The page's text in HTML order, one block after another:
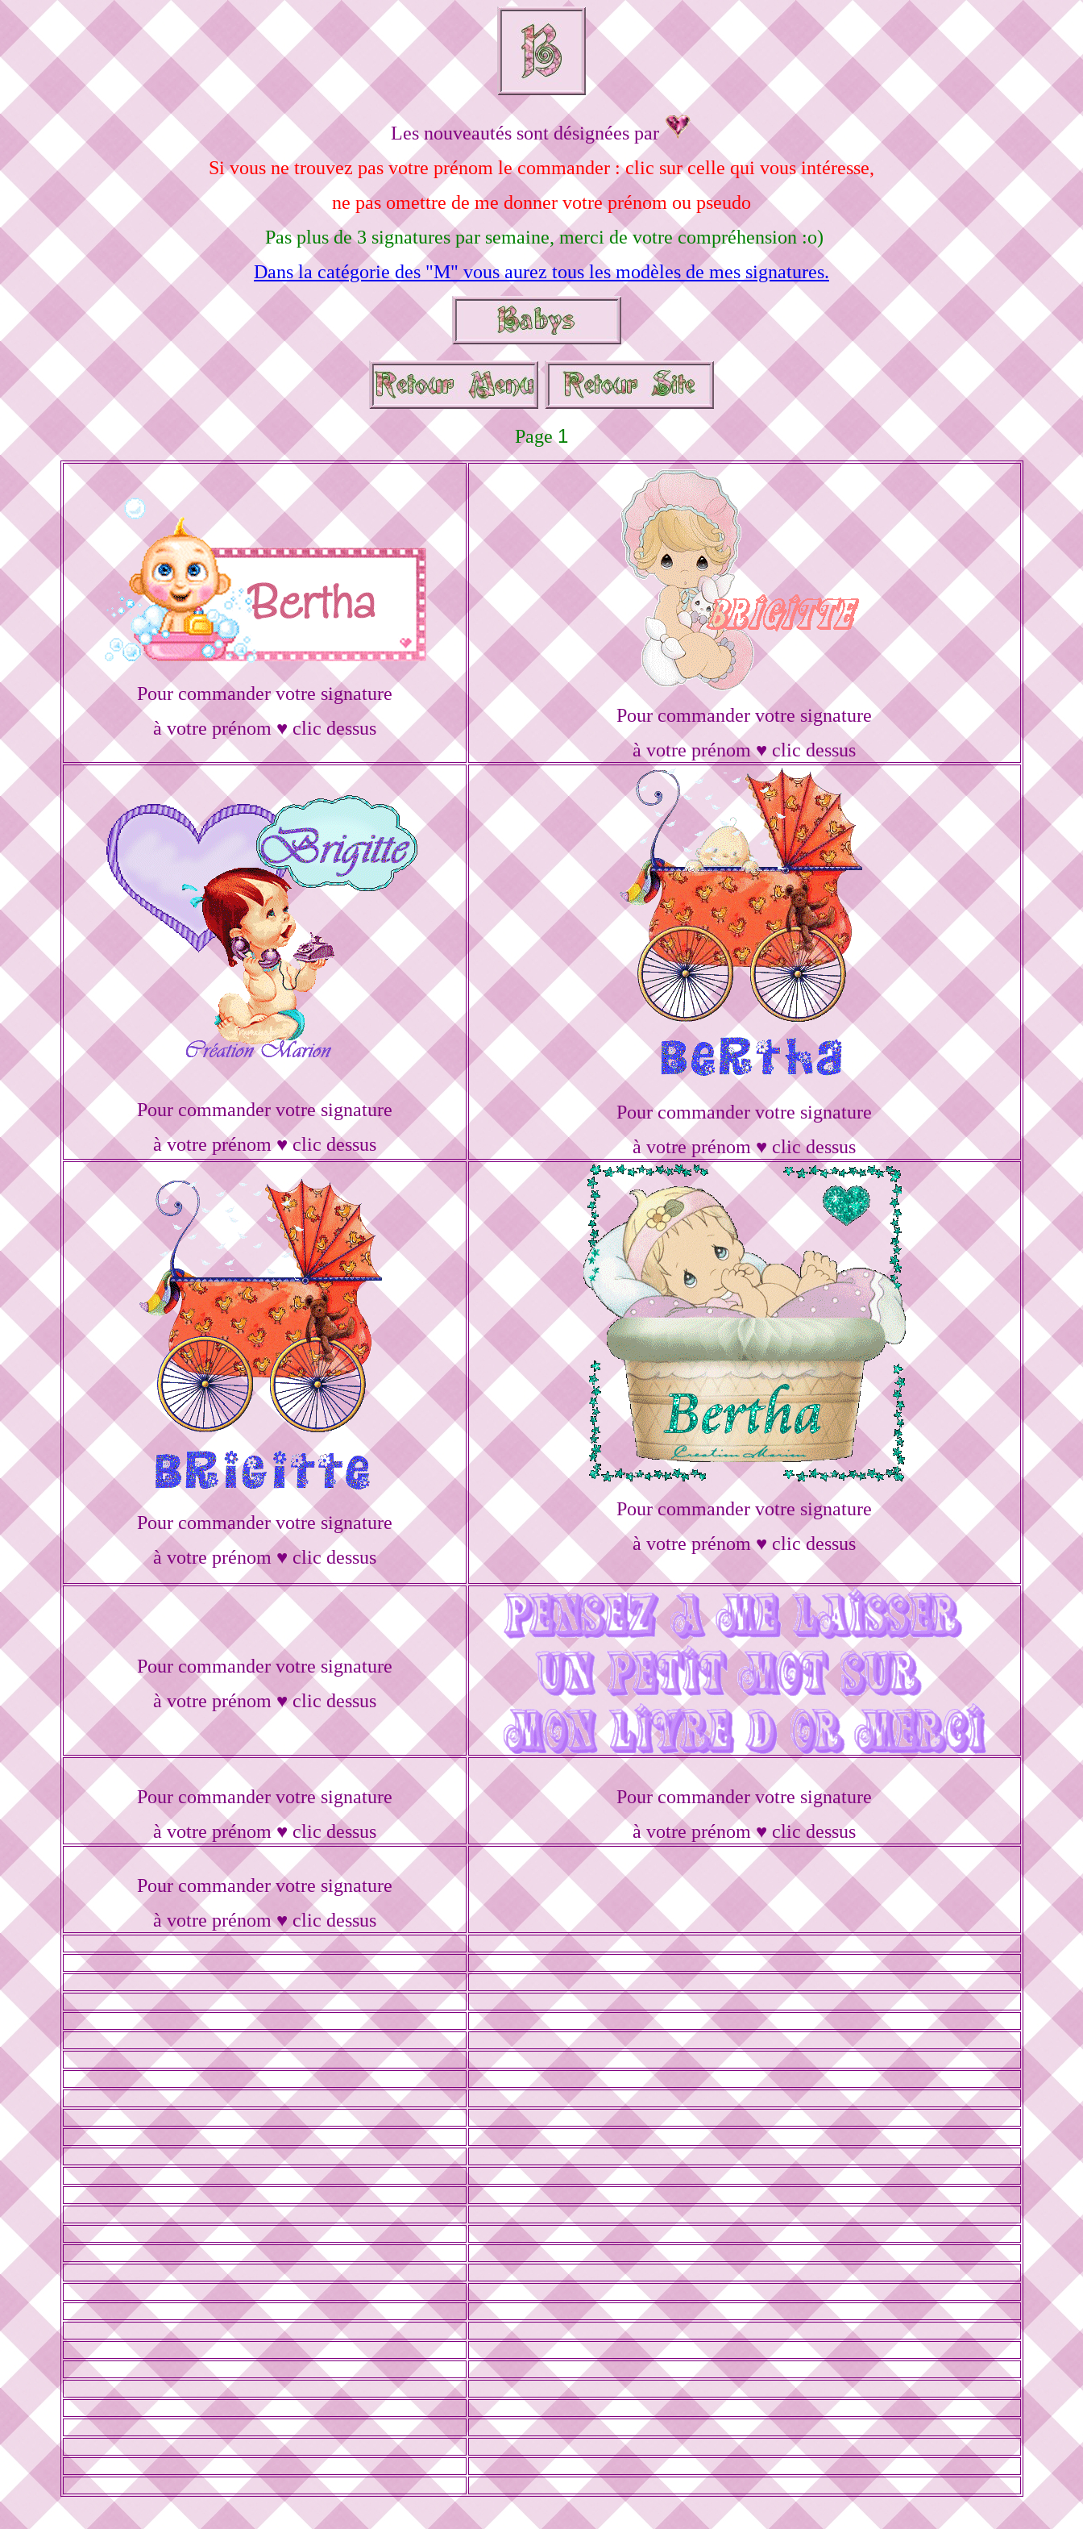
Les nouveautés sont désignées par
Si vous ne trouvez pas votre prénom le commander : clic sur celle qui vous intéresse,
ne pas omettre de me donner votre prénom ou pseudo
Pas plus de 3 signatures par semaine, merci de votre compréhension :o)
Dans la catégorie des "M" vous aurez tous les modèles de mes signatures.
Page1
Pour commander votre signature
à votre prénom ♥ clic dessus
Pour commander votre signature
à votre prénom ♥ clic dessus
Pour commander votre signature
à votre prénom ♥ clic dessus
Pour commander votre signature
à votre prénom ♥ clic dessus
Pour commander votre signature
à votre prénom ♥ clic dessus
Pour commander votre signature
à votre prénom ♥ clic dessus
Pour commander votre signature
à votre prénom ♥ clic dessus
Pour commander votre signature
à votre prénom ♥ clic dessus
Pour commander votre signature
à votre prénom ♥ clic dessus
Pour commander votre signature
à votre prénom ♥ clic dessus